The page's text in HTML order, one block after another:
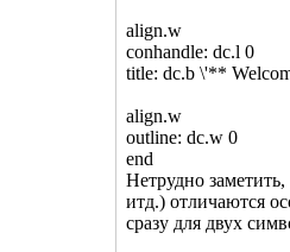
align.w
conhandle: dc.l 0
title: dc.b \'**
align.w
outline: dc.w 0
end
Нетрудно
итд.) отличаются
сразу для двух